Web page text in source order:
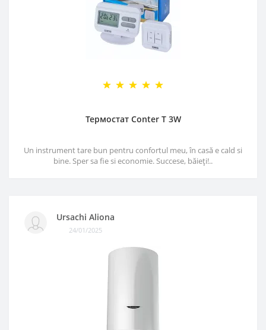
Термостат Conter T 3W
Un instrument tare bun pentru confortul meu, în casă e cald si
bine. Sper sa fie si economie. Succese, băieți!..
Ursachi Aliona
24/01/2025